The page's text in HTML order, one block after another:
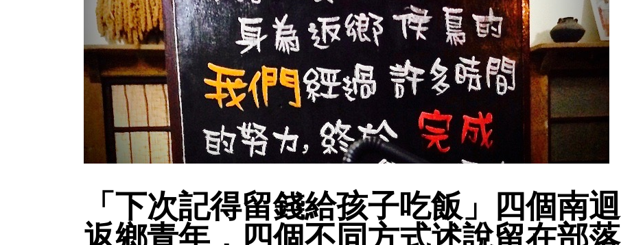
「下次記得留錢給孩子吃飯」四個南迴
返鄉青年，四個不同方式述說留在部落